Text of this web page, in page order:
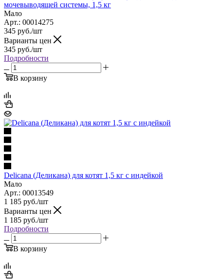
мочевыводящей системы, 1,5 кг
Мало
Арт.: 00014275
345 руб./шт
Варианты цен
345 руб./шт
Подробности
В корзину
Delicana (Деликана) для котят 1,5 кг с индейкой
Мало
Арт.: 00013549
1 185 руб./шт
Варианты цен
1 185 руб./шт
Подробности
В корзину